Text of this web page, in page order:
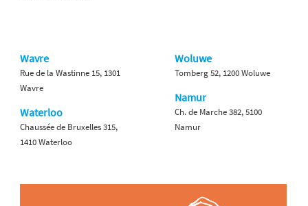
Wavre
Rue de la Wastinne 15, 1301
Wavre
Waterloo
Chaussée de Bruxelles 315,
1410 Waterloo
Woluwe
Tomberg 52, 1200 Woluwe
Namur
Ch. de Marche 382, 5100
Namur